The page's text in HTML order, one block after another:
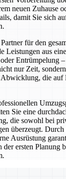
neuen Zuhause
damit Sie sich
für den
Leistungen aus
Entrümpelung
nur Zeit,
Abwicklung, die
Sie eine
die sowohl bei
überzeugt. Durch
Ausrüstung
der ersten Planung